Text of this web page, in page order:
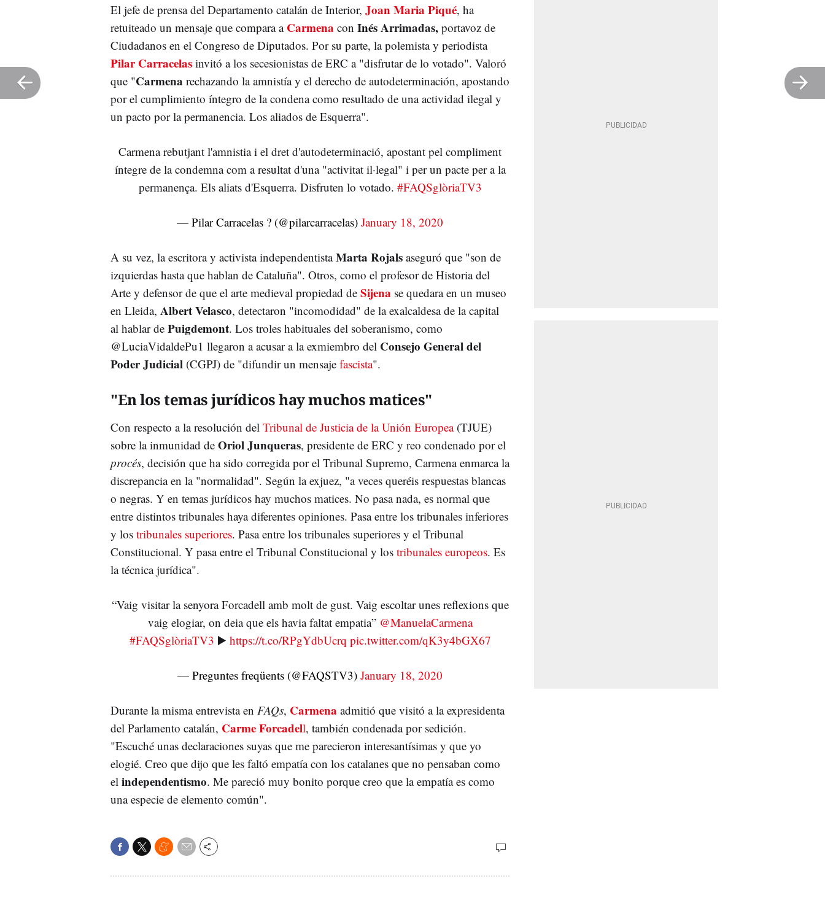
El jefe de prensa del Departamento catalán de Interior, Joan Maria Piqué, ha
retuiteado un mensaje que compara a Carmena con Inés Arrimadas, portavoz de
Ciudadanos en el Congreso de Diputados. Por su parte, la polemista y periodista
Pilar Carracelas invitó a los secesionistas de ERC a "disfrutar de lo votado". Valoró
que "Carmena rechazando la amnistía y el derecho de autodeterminación, apostando
por el cumplimiento íntegro de la condena como resultado de una actividad ilegal y
un pacto por la permanencia. Los aliados de Esquerra".
Carmena rebutjant l'amnistia i el dret d'autodeterminació, apostant pel compliment
íntegre de la condemna com a resultat d'una "activitat il·legal" i per un pacte per a la
permanença. Els aliats d'Esquerra. Disfruten lo votado. #FAQSglòriaTV3
— Pilar Carracelas ? (@pilarcarracelas)January 18, 2020
A su vez, la escritora y activista independentistaMarta Rojals aseguró que "son de
izquierdas hasta que hablan de Cataluña". Otros, como el profesor de Historia del
Arte y defensor de que el arte medieval propiedad de Sijena se quedara en un museo
en Lleida, Albert Velasco, detectaron "incomodidad" de la exalcaldesa de la capital
al hablar de Puigdemont. Los troles habituales del soberanismo, como
@LuciaVidaldePu1 llegaron a acusar a la exmiembro del Consejo General del
Poder Judicial (CGPJ) de "difundir un mensaje fascista".
"En los temas jurídicos hay muchos matices"
Con respecto a la resolución del Tribunal de Justicia de la Unión Europea(TJUE)
sobre la inmunidad de Oriol Junqueras, presidente de ERC y reo condenado por el
procés, decisión que ha sido corregida por el Tribunal Supremo, Carmena enmarca la
discrepancia en la "normalidad". Según la exjuez, "a veces queréis respuestas blancas
o negras. Y en temas jurídicos hay muchos matices. No pasa nada, es normal que
entre distintos tribunales haya diferentes opiniones. Pasa entre los tribunales inferiores
y los tribunales superiores. Pasa entre los tribunales superiores y el Tribunal
Constitucional. Y pasa entre el Tribunal Constitucional y los tribunales europeos. Es
la técnica jurídica".
“Vaig visitar la senyora Forcadell amb molt de gust. Vaig escoltar unes reflexions que
vaig elogiar, on deia que els havia faltat empatia” @ManuelaCarmena
#FAQSglòriaTV3 ▶️ https://t.co/RPgYdbUcrq pic.twitter.com/qK3y4bGX67
— Preguntes freqüents (@FAQSTV3)January 18, 2020
Durante la misma entrevista en FAQs, Carmena admitió que visitó a la expresidenta
del Parlamento catalán, Carme Forcadell, también condenada por sedición.
"Escuché unas declaraciones suyas que me parecieron interesantísimas y que yo
elogié. Creo que dijo que les faltó empatía con los catalanes que no pensaban como
el independentismo. Me pareció muy bonito porque creo que la empatía es como
una especie de elemento común".